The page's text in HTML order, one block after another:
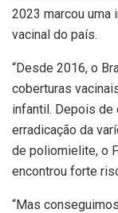
2023 marcou uma
vacinal do país.
“Desde 2016, o
coberturas
infantil. Depois de
erradicação da
de poliomielite, o
encontrou forte
“Mas